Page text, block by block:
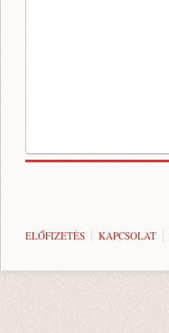
ELŐFIZETÉS KAPCSOLAT